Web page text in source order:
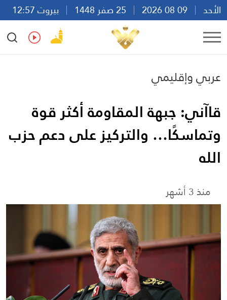
الأحد
بيروت 12:57
Ar
En Fr Es
عربي وإقليمي
قاآني: جبهة المقاومة أكثر قوة
وتماسكًا… والتركيز على دعم حزب
الله
منذ 3 أشهر